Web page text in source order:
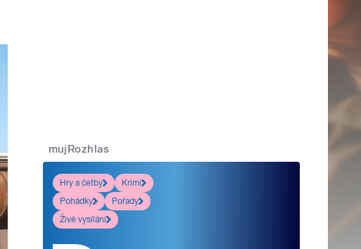
mujRozhlas
Hry a četby
Krimi
Pohádky
Pořady
Živé vysílání